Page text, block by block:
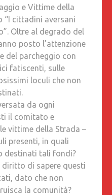
e Vittime della
“I cittadini aversani
Oltre al degrado del
posto l’attenzione
del parcheggio con
fatiscenti, sulle
loculi che non
da ogni
il comitato e
vittime della Strada –
presenti, in quali
destinati tali fondi?
di sapere questi
dato che non
la comunità?